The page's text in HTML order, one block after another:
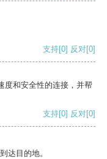
支持[0] 反对[0]
度和安全性的连接，并帮
支持[0] 反对[0]
达目的地。